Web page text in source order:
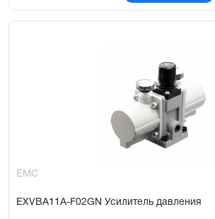
EMC
EXVBA11A-F02GN Усилитель давления